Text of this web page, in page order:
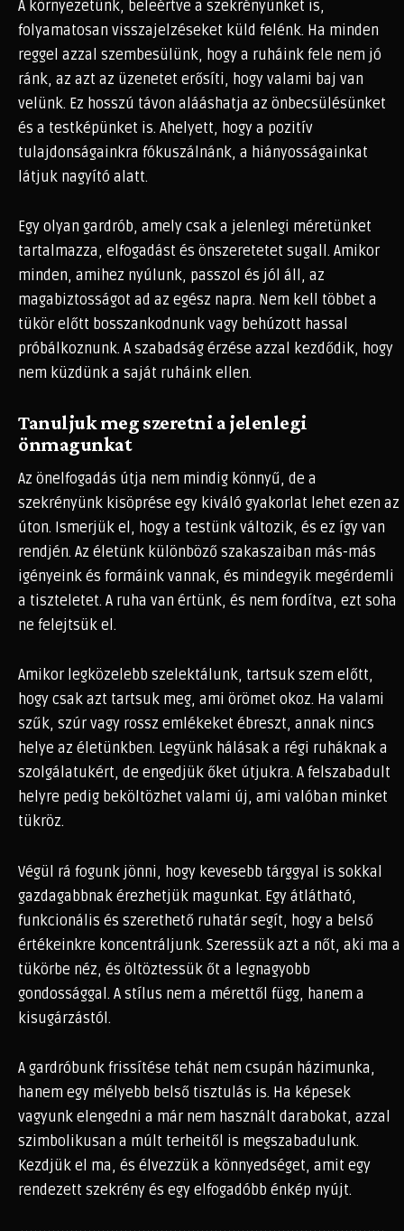
A környezetünk, beleértve a szekrényünket is,
folyamatosan visszajelzéseket küld felénk. Ha minden
reggel azzal szembesülünk, hogy a ruháink fele nem jó
ránk, az azt az üzenetet erősíti, hogy valami baj van
velünk. Ez hosszú távon alááshatja az önbecsülésünket
és a testképünket is. Ahelyett, hogy a pozitív
tulajdonságainkra fókuszálnánk, a hiányosságainkat
látjuk nagyító alatt.
Egy olyan gardrób, amely csak a jelenlegi méretünket
tartalmazza, elfogadást és önszeretetet sugall. Amikor
minden, amihez nyúlunk, passzol és jól áll, az
magabiztosságot ad az egész napra. Nem kell többet a
tükör előtt bosszankodnunk vagy behúzott hassal
próbálkoznunk. A szabadság érzése azzal kezdődik, hogy
nem küzdünk a saját ruháink ellen.
Tanuljuk meg szeretni a jelenlegi
önmagunkat
Az önelfogadás útja nem mindig könnyű, de a
szekrényünk kisöprése egy kiváló gyakorlat lehet ezen az
úton. Ismerjük el, hogy a testünk változik, és ez így van
rendjén. Az életünk különböző szakaszaiban más-más
igényeink és formáink vannak, és mindegyik megérdemli
a tiszteletet. A ruha van értünk, és nem fordítva, ezt soha
ne felejtsük el.
Amikor legközelebb szelektálunk, tartsuk szem előtt,
hogy csak azt tartsuk meg, ami örömet okoz. Ha valami
szűk, szúr vagy rossz emlékeket ébreszt, annak nincs
helye az életünkben. Legyünk hálásak a régi ruháknak a
szolgálatukért, de engedjük őket útjukra. A felszabadult
helyre pedig beköltözhet valami új, ami valóban minket
tükröz.
Végül rá fogunk jönni, hogy kevesebb tárggyal is sokkal
gazdagabbnak érezhetjük magunkat. Egy átlátható,
funkcionális és szerethető ruhatár segít, hogy a belső
értékeinkre koncentráljunk. Szeressük azt a nőt, aki ma a
tükörbe néz, és öltöztessük őt a legnagyobb
gondossággal. A stílus nem a mérettől függ, hanem a
kisugárzástól.
A gardróbunk frissítése tehát nem csupán házimunka,
hanem egy mélyebb belső tisztulás is. Ha képesek
vagyunk elengedni a már nem használt darabokat, azzal
szimbolikusan a múlt terheitől is megszabadulunk.
Kezdjük el ma, és élvezzük a könnyedséget, amit egy
rendezett szekrény és egy elfogadóbb énkép nyújt.